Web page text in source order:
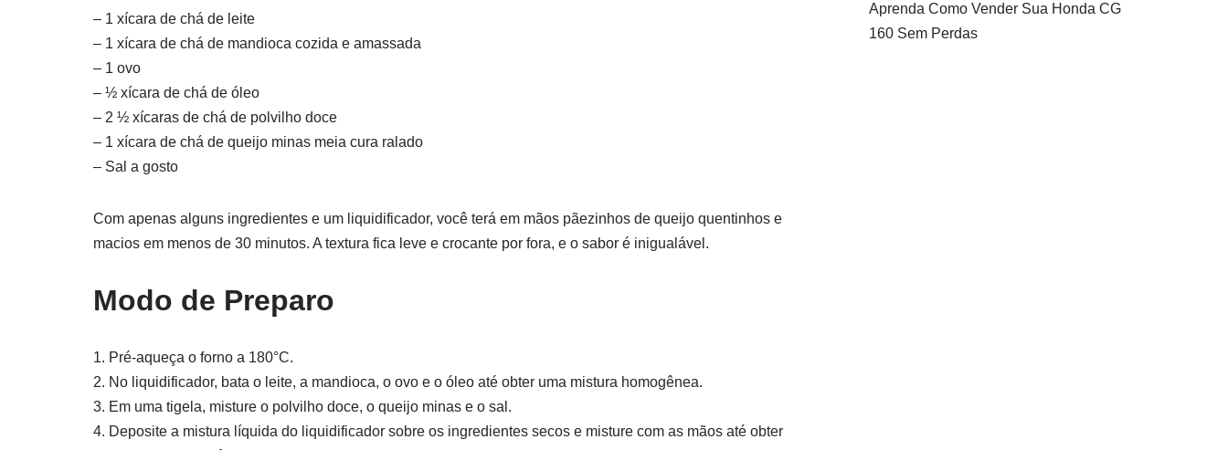
– 1 xícara de chá de leite
– 1 xícara de chá de mandioca cozida e amassada
– 1 ovo
– ½ xícara de chá de óleo
– 2 ½ xícaras de chá de polvilho doce
– 1 xícara de chá de queijo minas meia cura ralado
– Sal a gosto
Com apenas alguns ingredientes e um liquidificador, você terá em mãos pãezinhos de queijo quentinhos e
macios em menos de 30 minutos. A textura fica leve e crocante por fora, e o sabor é inigualável.
Modo de Preparo
1. Pré-aqueça o forno a 180°C.
2. No liquidificador, bata o leite, a mandioca, o ovo e o óleo até obter uma mistura homogênea.
3. Em uma tigela, misture o polvilho doce, o queijo minas e o sal.
4. Deposite a mistura líquida do liquidificador sobre os ingredientes secos e misture com as mãos até obter
Aprenda Como Vender Sua Honda CG
160 Sem Perdas